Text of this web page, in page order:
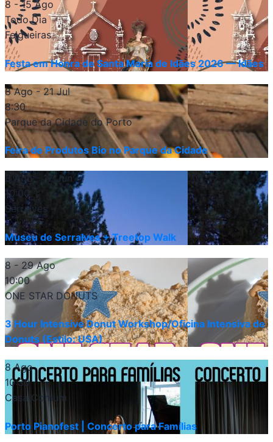
8 - 15 Ago
Todo Dia
Felgueiras
Festa em Honra de Santa Maria de Idães 2026 — Idães
8 Ago- 21 Jul
8:30
Parque da Cidade do Porto
Feira de Produtos Bio no Parque da Cidade
8 Ago- 17 Jun
10:00
Serralves
Museu de Serralves + Treetop Walk
8 - 29 Ago
10:00
ONE STAR DONUTS
3 Hour Intensive Donut Workshop/Oficina Intensiva de
Donuts (Estilo: USA)
8 Ago
10:30
Casa Comum
Porto Pianofest | Concerto para Famílias